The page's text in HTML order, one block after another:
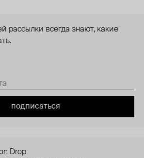
рассылки всегда знают, какие
подписаться
Drop